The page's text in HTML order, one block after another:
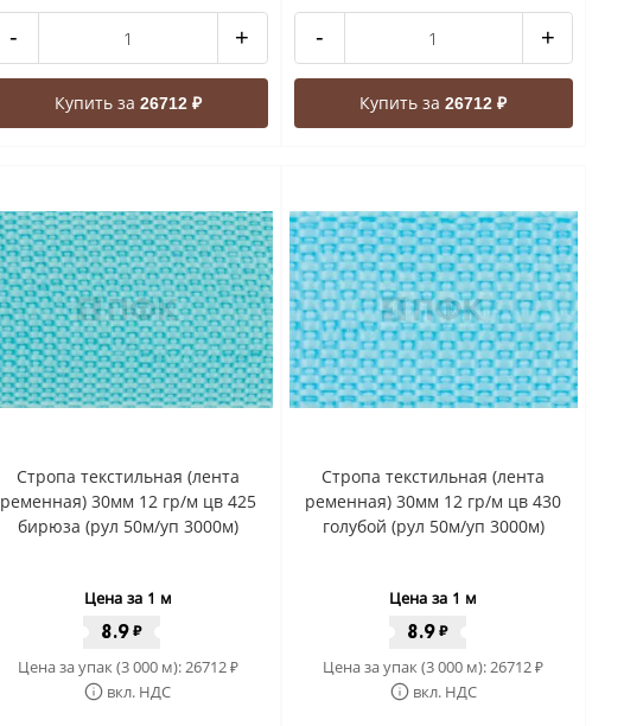
- +
Купить за 26712 ₽
- +
Купить за26712 ₽
Стропа текстильная (лента
ременная) 30мм 12 гр/м цв 425
бирюза (рул 50м/уп 3000м)
Цена за 1 м
8.9₽
Цена за упак (3 000 м):26712₽
вкл. НДС
Стропа текстильная (лента
ременная) 30мм 12 гр/м цв 430
голубой (рул 50м/уп 3000м)
Цена за 1 м
8.9₽
Цена за упак (3 000 м):26712₽
вкл. НДС